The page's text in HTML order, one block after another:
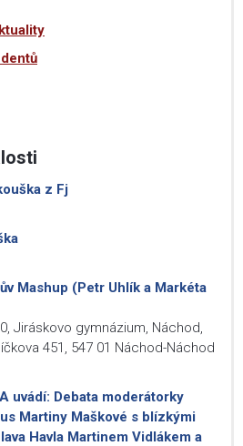
z Fj
Mashup (Petr Uhlík a Markéta
, Jiráskovo gymnázium, Náchod,
451, 547 01 Náchod-Náchod
uvádí: Debata moderátorky
Martiny Maškové s blízkými
Havla Martinem Vidlákem a